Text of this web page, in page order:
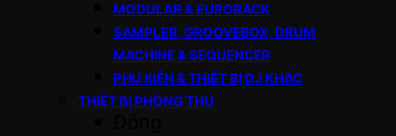
MODULAR & EURORACK
SAMPLER, GROOVEBOX, DRUM
MACHINE & SEQUENCER
PHỤ KIỆN & THIẾT BỊ DJ KHÁC
THIẾT BỊ PHÒNG THU